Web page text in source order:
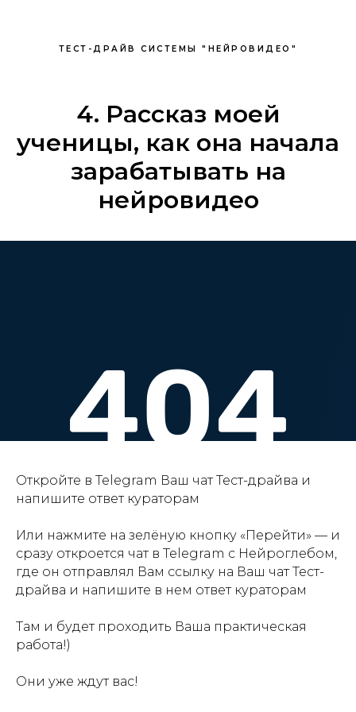
ТЕСТ-ДРАЙВ СИСТЕМЫ "НЕЙРОВИДЕО"
4. Рассказ моей
ученицы, как она начала
зарабатывать на
нейровидео
Откройте в Telegram Ваш чат Тест-драйва и
напишите ответ кураторам
Или нажмите на зелёную кнопку «Перейти» — и
сразу откроется чат в Telegram с Нейроглебом,
где он отправлял Вам ссылку на Ваш чат Тест-
драйва и напишите в нем ответ кураторам
Там и будет проходить Ваша практическая
работа!)
Они уже ждут вас!